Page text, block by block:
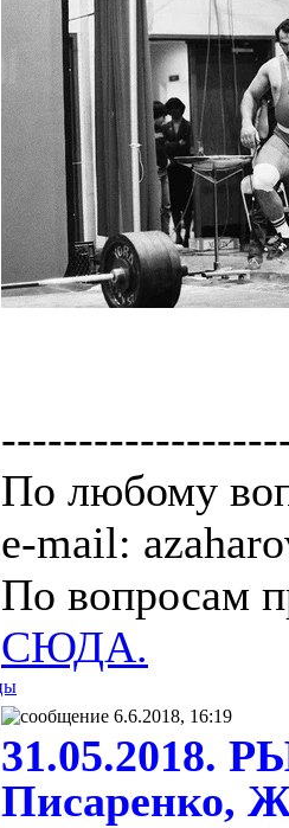
По любому
e-mail:
По вопросам
СЮДА.
6.6.2018, 16:19
31.05.2018.
Писаренко,